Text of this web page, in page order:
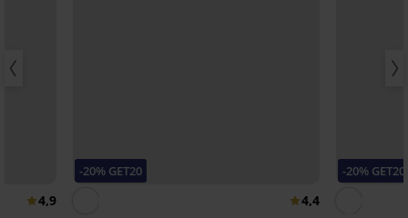
4,9
-20% GET20
4,4
-20% GET20